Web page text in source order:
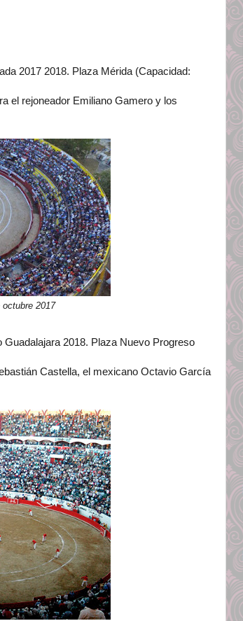
2017 2018. Plaza Mérida (Capacidad:
el rejoneador Emiliano Gamero y los
2017
2018. Plaza Nuevo Progreso
Castella, el mexicano Octavio García